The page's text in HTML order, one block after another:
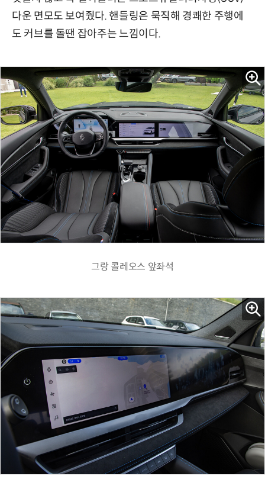
다운 면모도 보여줬다. 핸들링은 묵직해 경쾌한 주행에
도 커브를 돌땐 잡아주는 느낌이다.
그랑 콜레오스 앞좌석